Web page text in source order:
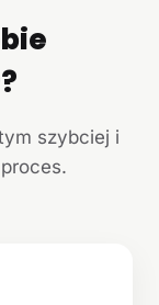
szybciej i